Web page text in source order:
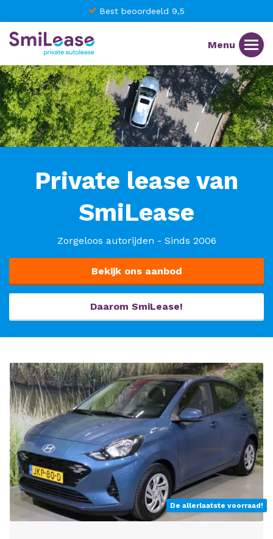
Best beoordeeld 9,5
Private lease van
SmiLease
Zorgeloos autorijden - Sinds 2006
Bekijk ons aanbod
Daarom SmiLease!
De allerlaatste voorraad!